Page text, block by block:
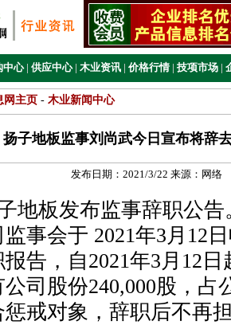
中心 | 供应中心 | 木业资讯 | 价格行情 | 技项市场 |
网主页 - 木业新闻中心
扬子地板监事刘尚武今日宣布将辞
发布日期：2021/3/22 来源： 网络
地板发布监事辞职公告
事会于 2021年3月12
告，自2021年3月12
司股份240,000股，占
戒对象，辞职后不再